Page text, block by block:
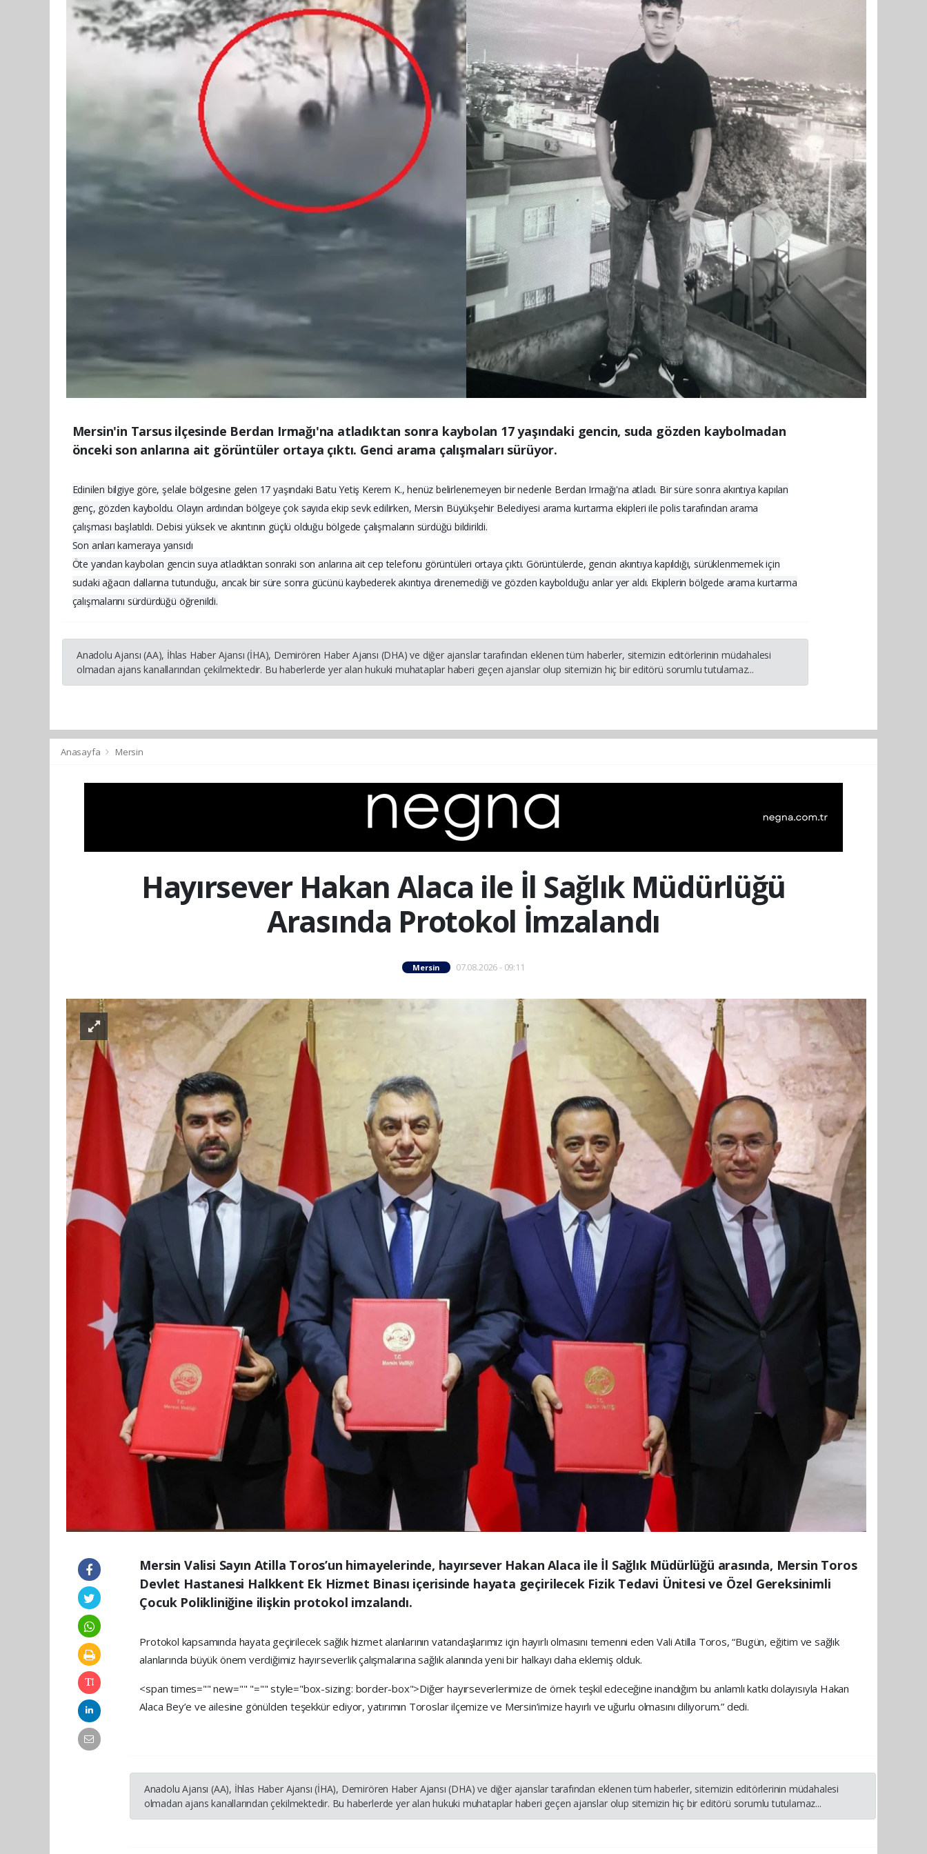
Mersin'in Tarsus ilçesinde Berdan Irmağı'na atladıktan sonra kaybolan 17 yaşındaki gencin, suda gözden kaybolmadan
önceki son anlarına ait görüntüler ortaya çıktı. Genci arama çalışmaları sürüyor.
Edinilen bilgiye göre, şelale bölgesine gelen 17 yaşındaki Batu Yetiş Kerem K., henüz belirlenemeyen bir nedenle Berdan Irmağı'na atladı. Bir süre sonra akıntıya kapılan
genç, gözden kayboldu. Olayın ardından bölgeye çok sayıda ekip sevk edilirken, Mersin Büyükşehir Belediyesi arama kurtarma ekipleri ile polis tarafından arama
çalışması başlatıldı. Debisi yüksek ve akıntının güçlü olduğu bölgede çalışmaların sürdüğü bildirildi.
Son anları kameraya yansıdı
Öte yandan kaybolan gencin suya atladıktan sonraki son anlarına ait cep telefonu görüntüleri ortaya çıktı. Görüntülerde, gencin akıntıya kapıldığı, sürüklenmemek için
sudaki ağacın dallarına tutunduğu, ancak bir süre sonra gücünü kaybederek akıntıya direnemediği ve gözden kaybolduğu anlar yer aldı. Ekiplerin bölgede arama kurtarma
çalışmalarını sürdürdüğü öğrenildi.
Anadolu Ajansı (AA), İhlas Haber Ajansı (İHA), Demirören Haber Ajansı (DHA) ve diğer ajanslar tarafından eklenen tüm haberler, sitemizin editörlerinin müdahalesi
olmadan ajans kanallarından çekilmektedir. Bu haberlerde yer alan hukuki muhataplar haberi geçen ajanslar olup sitemizin hiç bir editörü sorumlu tutulamaz...
Anasayfa Mersin
Hayırsever Hakan Alaca ile İl Sağlık Müdürlüğü
Arasında Protokol İmzalandı
Mersin 07.08.2026 - 09:11
Mersin Valisi Sayın Atilla Toros’un himayelerinde, hayırsever Hakan Alaca ile İl Sağlık Müdürlüğü arasında, Mersin Toros
Devlet Hastanesi Halkkent Ek Hizmet Binası içerisinde hayata geçirilecek Fizik Tedavi Ünitesi ve Özel Gereksinimli
Çocuk Polikliniğine ilişkin protokol imzalandı.
Protokol kapsamında hayata geçirilecek sağlık hizmet alanlarının vatandaşlarımız için hayırlı olmasını temenni eden Vali Atilla Toros, “Bugün, eğitim ve sağlık
alanlarında büyük önem verdiğimiz hayırseverlik çalışmalarına sağlık alanında yeni bir halkayı daha eklemiş olduk.
<span times="" new="" "="" style="box-sizing: border-box">Diğer hayırseverlerimize de örnek teşkil edeceğine inandığım bu anlamlı katkı dolayısıyla Hakan
Alaca Bey’e ve ailesine gönülden teşekkür ediyor, yatırımın Toroslar ilçemize ve Mersin’imize hayırlı ve uğurlu olmasını diliyorum.” dedi.
Anadolu Ajansı (AA), İhlas Haber Ajansı (İHA), Demirören Haber Ajansı (DHA) ve diğer ajanslar tarafından eklenen tüm haberler, sitemizin editörlerinin müdahalesi
olmadan ajans kanallarından çekilmektedir. Bu haberlerde yer alan hukuki muhataplar haberi geçen ajanslar olup sitemizin hiç bir editörü sorumlu tutulamaz...